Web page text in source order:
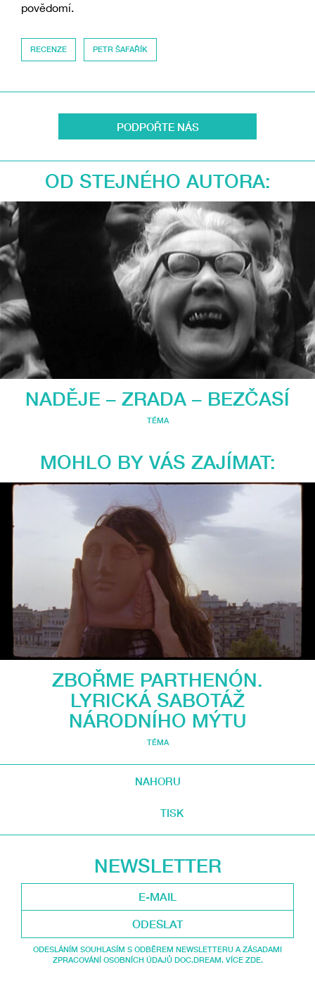
povědomí.
RECENZE PETR ŠAFAŘÍK
PODPOŘTE NÁS
OD STEJNÉHO AUTORA:
NADĚJE – ZRADA – BEZČASÍ
TÉMA
MOHLO BY VÁS ZAJÍMAT:
ZBOŘME PARTHENÓN.
LYRICKÁ SABOTÁŽ
NÁRODNÍHO MÝTU
TÉMA
NAHORU
TISK
NEWSLETTER
ODESLAT
ODESLÁNÍM SOUHLASÍM S ODBĚREM NEWSLETTERU A ZÁSADAMI
ZPRACOVÁNÍ OSOBNÍCH ÚDAJŮ DOC.DREAM. VÍCE ZDE.